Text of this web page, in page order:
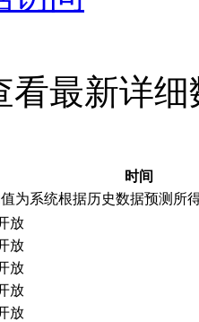
看最新详细
时间
为系统根据历史数据预测所
放
放
放
放
放